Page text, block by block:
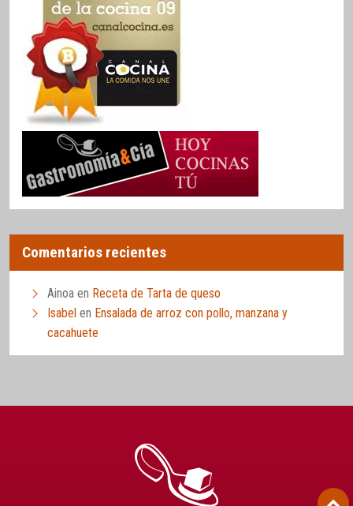
Comentarios recientes
Ainoa en Receta de Tarta de queso
Isabel en Ensalada de arroz con pollo, manzana y
cacahuete